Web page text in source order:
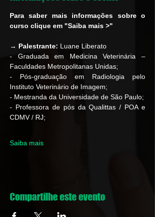
Para saber mais informações sobre o
curso clique em "Saiba mais >"
→ Palestrante: Luane Liberato
- Graduada em Medicina Veterinária –
Faculdades Metropolitanas Unidas;
- Pós-graduação em Radiologia pelo
Instituto Veterinário de Imagem;
- Mestranda da Universidade de São Paulo;
- Professora de pós da Qualittas / POA e
CDMV / RJ;
Saiba mais
Compartilhe este evento